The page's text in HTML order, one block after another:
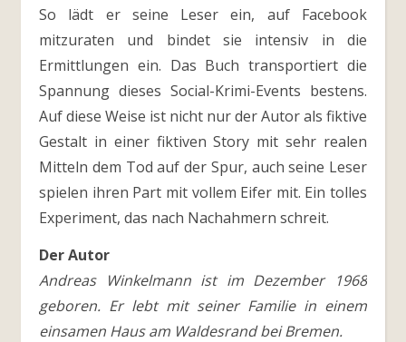
So lädt er seine Leser ein, auf Facebook
mitzuraten und bindet sie intensiv in die
Ermittlungen ein. Das Buch transportiert die
Spannung dieses Social-Krimi-Events bestens.
Auf diese Weise ist nicht nur der Autor als fiktive
Gestalt in einer fiktiven Story mit sehr realen
Mitteln dem Tod auf der Spur, auch seine Leser
spielen ihren Part mit vollem Eifer mit. Ein tolles
Experiment, das nach Nachahmern schreit.
Der Autor
Andreas Winkelmann ist im Dezember 1968
geboren. Er lebt mit seiner Familie in einem
einsamen Haus am Waldesrand bei Bremen.